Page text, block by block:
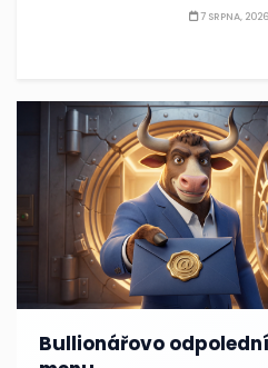
7 SRPNA, 2026
Bullionářovo odpolední